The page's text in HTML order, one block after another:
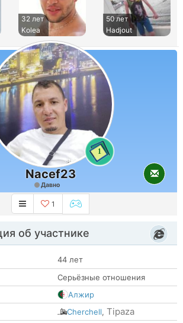
32 лет
Kolea
50 лет
Hadjout
1
Nacef23
Давно
1
об участнике
44 лет
Серьёзные отношения
Алжир
Cherchell, Tipaza